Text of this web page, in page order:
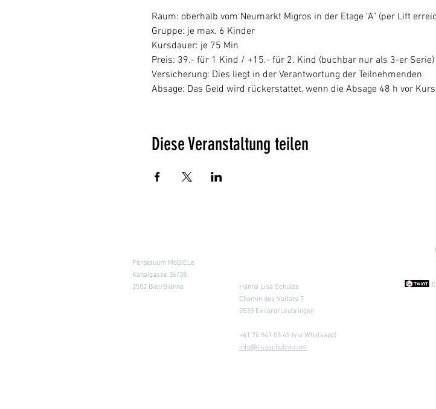
Raum: oberhalb vom Neumarkt Migros in der Etage "A" (per Lift
Gruppe: je max. 6 Kinder
Kursdauer: je 75 Min
Preis: 39.- für 1 Kind / +15.- für 2. Kind (buchbar nur als 3-er Serie)
Versicherung: Dies liegt in der Verantwortung der Teilnehmenden
Absage: Das Geld wird rückerstattet, wenn die Absage 48 h vor
Diese Veranstaltung teilen
Perpetuum MoBIELe
Kanalgasse 36/38
2502 Biel/Bienne
Hanna Lisa Schulze
Chemin des Voitats 7
2533 Evilard/Leubringen
+41 76 541 03 45 (via Whatsapp)
info@lisaschulze.com